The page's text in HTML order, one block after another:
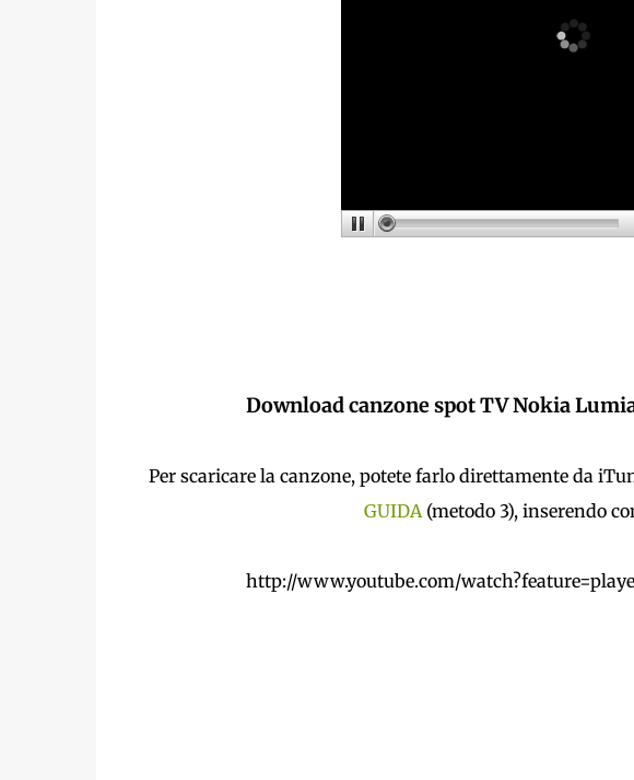
Download canzone spot TV Nokia
Per scaricare la canzone, potete farlo direttamente da
GUIDA (metodo 3), inserendo
http://www.youtube.com/